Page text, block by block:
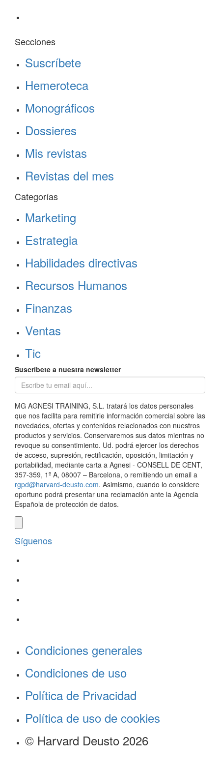
Secciones
Suscríbete
Hemeroteca
Monográficos
Dossieres
Mis revistas
Revistas del mes
Categorías
Marketing
Estrategia
Habilidades directivas
Recursos Humanos
Finanzas
Ventas
Tic
Suscríbete a nuestra newsletter
MG AGNESI TRAINING, S.L. tratará los datos personales
que nos facilita para remitirle información comercial sobre las
novedades, ofertas y contenidos relacionados con nuestros
productos y servicios. Conservaremos sus datos mientras no
revoque su consentimiento. Ud. podrá ejercer los derechos
de acceso, supresión, rectificación, oposición, limitación y
portabilidad, mediante carta a Agnesi - CONSELL DE CENT,
357-359, 1º A, 08007 – Barcelona, o remitiendo un email a
rgpd@harvard-deusto.com. Asimismo, cuando lo considere
oportuno podrá presentar una reclamación ante la Agencia
Española de protección de datos.
Síguenos
Condiciones generales
Condiciones de uso
Política de Privacidad
Política de uso de cookies
© Harvard Deusto 2026